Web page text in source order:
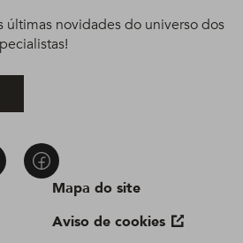
Mapa do site
Aviso de cookies
últimas novidades do universo dos